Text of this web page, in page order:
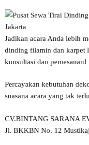
Jadikan acara Anda lebih
dinding filamin dan karpet
konsultasi dan pemesanan!
Percayakan kebutuhan
suasana acara yang tak
CV.BINTANG SARANA
Jl. BKKBN No. 12